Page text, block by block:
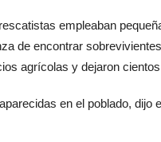
empleaban
de encontrar
agrícolas y dejaron
en el poblado,